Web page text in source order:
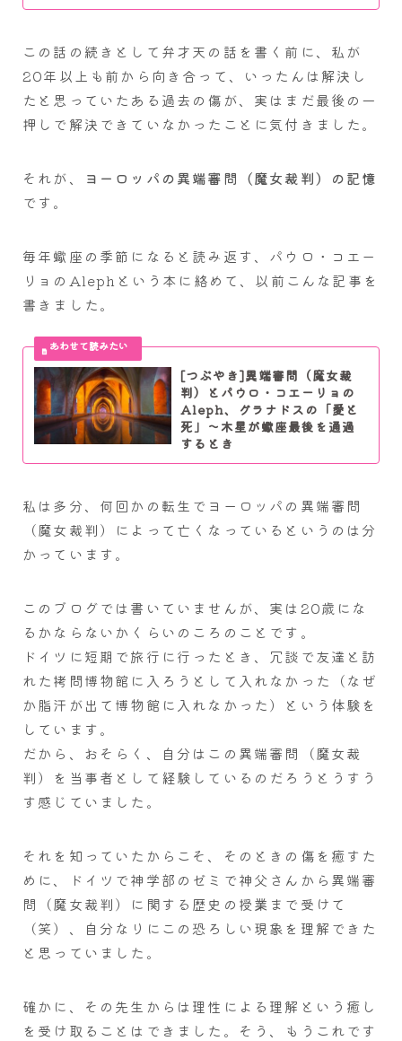
この話の続きとして弁才天の話を書く前に、私が
20年以上も前から向き合って、いったんは解決し
たと思っていたある過去の傷が、実はまだ最後の一
押しで解決できていなかったことに気付きました。
それが、
ヨーロッパの異端審問（魔女裁判）の記憶
です。
毎年蠍座の季節になると読み返す、パウロ・コエー
リョのAlephという本に絡めて、以前こんな記事を
書きました。
[つぶやき]異端審問（魔女裁
判）とパウロ・コエーリョの
Aleph、グラナドスの「愛と
死」～木星が蠍座最後を通過
するとき
私は多分、何回かの転生でヨーロッパの異端審問
（魔女裁判）によって亡くなっているというのは分
かっています。
このブログでは書いていませんが、実は20歳にな
るかならないかくらいのころのことです。
ドイツに短期で旅行に行ったとき、冗談で友達と訪
れた拷問博物館に入ろうとして入れなかった（なぜ
か脂汗が出て博物館に入れなかった）という体験を
しています。
だから、おそらく、自分はこの異端審問（魔女裁
判）を当事者として経験しているのだろうとうすう
す感じていました。
それを知っていたからこそ、そのときの傷を癒すた
めに、ドイツで神学部のゼミで神父さんから異端審
問（魔女裁判）に関する歴史の授業まで受けて
（笑）、自分なりにこの恐ろしい現象を理解できた
と思っていました。
確かに、その先生からは理性による理解という癒し
を受け取ることはできました。そう、もうこれです